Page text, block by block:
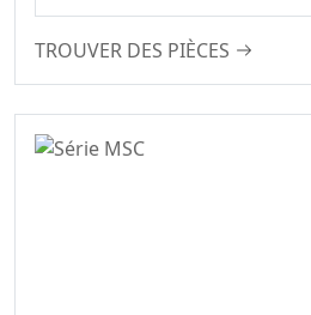
TROUVER DES PIÈCES